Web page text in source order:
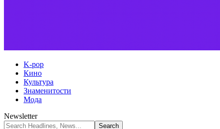
K-pop
Кино
Культура
Знаменитости
Мода
Newsletter